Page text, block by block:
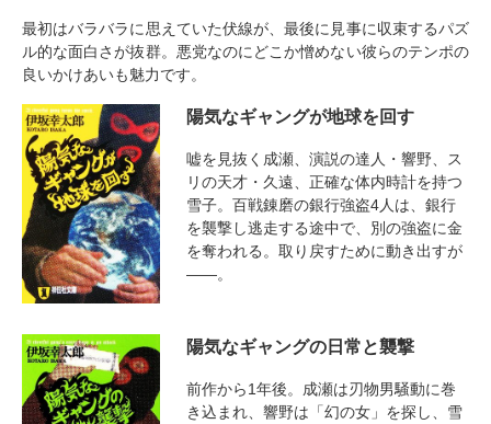
最初はバラバラに思えていた伏線が、最後に見事に収束するパズ
ル的な面白さが抜群。悪党なのにどこか憎めない彼らのテンポの
良いかけあいも魅力です。
陽気なギャングが地球を回す
嘘を見抜く成瀬、演説の達人・響野、ス
リの天才・久遠、正確な体内時計を持つ
雪子。百戦錬磨の銀行強盗4人は、銀行
を襲撃し逃走する途中で、別の強盗に金
を奪われる。取り戻すために動き出すが
――。
陽気なギャングの日常と襲撃
前作から1年後。成瀬は刃物男騒動に巻
き込まれ、響野は「幻の女」を探し、雪